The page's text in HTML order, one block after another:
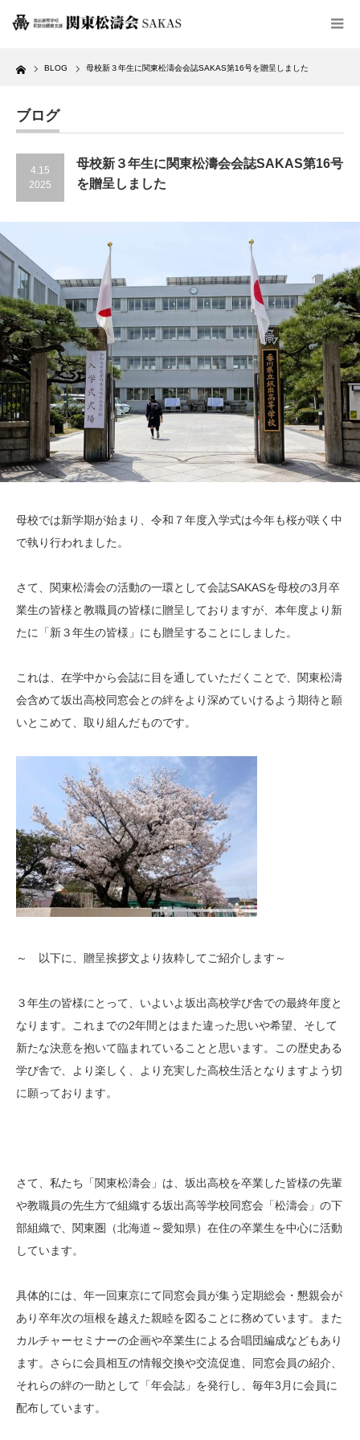
Home BLOG 母校新３年生に関東松濤会会誌SAKAS第16号を贈呈しました
ブログ
4.15
2025
母校新３年生に関東松濤会会誌SAKAS第16号
を贈呈しました
母校では新学期が始まり、令和７年度入学式は今年も桜が咲く中
で執り行われました。
さて、関東松濤会の活動の一環として会誌SAKASを母校の3月卒
業生の皆様と教職員の皆様に贈呈しておりますが、本年度より新
たに「新３年生の皆様」にも贈呈することにしました。
これは、在学中から会誌に目を通していただくことで、関東松濤
会含めて坂出高校同窓会との絆をより深めていけるよう期待と願
いとこめて、取り組んだものです。
～ 以下に、贈呈挨拶文より抜粋してご紹介します～
３年生の皆様にとって、いよいよ坂出高校学び舎での最終年度と
なります。これまでの2年間とはまた違った思いや希望、そして
新たな決意を抱いて臨まれていることと思います。この歴史ある
学び舎で、より楽しく、より充実した高校生活となりますよう切
に願っております。
さて、私たち「関東松濤会」は、坂出高校を卒業した皆様の先輩
や教職員の先生方で組織する坂出高等学校同窓会「松濤会」の下
部組織で、関東圏（北海道～愛知県）在住の卒業生を中心に活動
しています。
具体的には、年一回東京にて同窓会員が集う定期総会・懇親会が
あり卒年次の垣根を越えた親睦を図ることに務めています。また
カルチャーセミナーの企画や卒業生による合唱団編成などもあり
ます。さらに会員相互の情報交換や交流促進、同窓会員の紹介、
それらの絆の一助として「年会誌」を発行し、毎年3月に会員に
配布しています。